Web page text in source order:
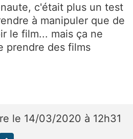
c'était plus un test
à manipuler que de
le film... mais ça ne
prendre des films
le 14/03/2020 à 12h31